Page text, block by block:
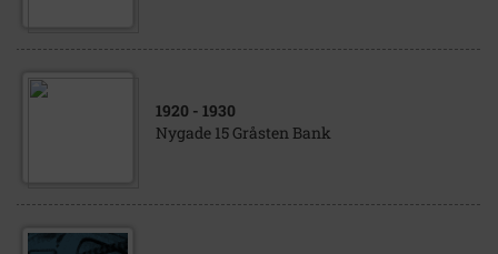
1920 - 1930
Nygade 15 Gråsten Bank